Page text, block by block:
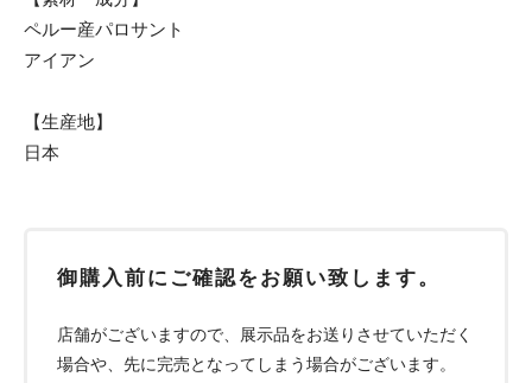
ペルー産パロサント
アイアン
【生産地】
日本
御購入前にご確認をお願い致します。
店舗がございますので、展示品をお送りさせていただく
場合や、先に完売となってしまう場合がございます。